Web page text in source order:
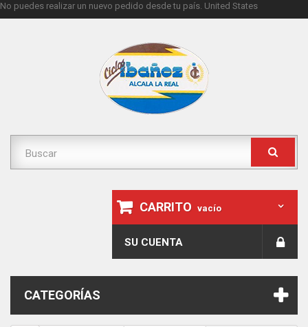
No puedes realizar un nuevo pedido desde tu país. United States
CARRITO vacío
SU CUENTA
CATEGORÍAS